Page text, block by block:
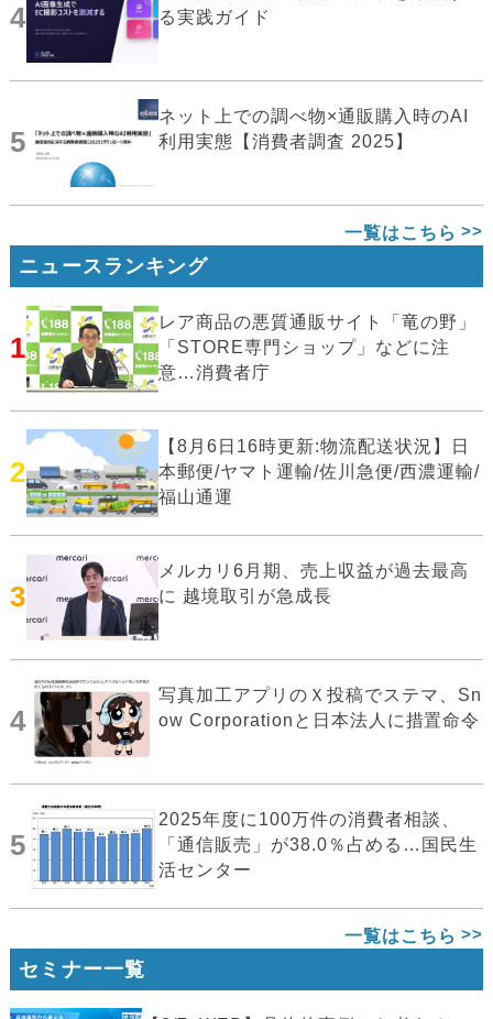
4
る実践ガイド
5
ネット上での調べ物×通販購入時のAI
利用実態【消費者調査 2025】
一覧はこちら
ニュースランキング
1
レア商品の悪質通販サイト「竜の野」
「STORE専門ショップ」などに注
意…消費者庁
2
【8月6日16時更新:物流配送状況】日
本郵便/ヤマト運輸/佐川急便/西濃運輸/
福山通運
3
メルカリ6月期、売上収益が過去最高
に 越境取引が急成長
4
写真加工アプリのＸ投稿でステマ、Sn
ow Corporationと日本法人に措置命令
5
2025年度に100万件の消費者相談、
「通信販売」が38.0％占める…国民生
活センター
一覧はこちら
セミナー一覧